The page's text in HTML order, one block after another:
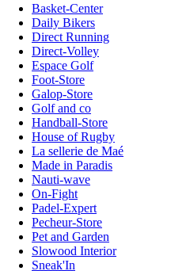
Basket-Center
Daily Bikers
Direct Running
Direct-Volley
Espace Golf
Foot-Store
Galop-Store
Golf and co
Handball-Store
House of Rugby
La sellerie de Maé
Made in Paradis
Nauti-wave
On-Fight
Padel-Expert
Pecheur-Store
Pet and Garden
Slowood Interior
Sneak'In